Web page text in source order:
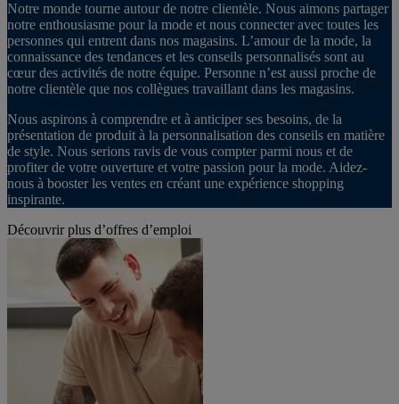
Notre monde tourne autour de notre clientèle. Nous aimons partager
notre enthousiasme pour la mode et nous connecter avec toutes les
personnes qui entrent dans nos magasins. L’amour de la mode, la
connaissance des tendances et les conseils personnalisés sont au
cœur des activités de notre équipe. Personne n’est aussi proche de
notre clientèle que nos collègues travaillant dans les magasins.
Nous aspirons à comprendre et à anticiper ses besoins, de la
présentation de produit à la personnalisation des conseils en matière
de style. Nous serions ravis de vous compter parmi nous et de
profiter de votre ouverture et votre passion pour la mode. Aidez-
nous à booster les ventes en créant une expérience shopping
inspirante.
Découvrir plus d’offres d’emploi